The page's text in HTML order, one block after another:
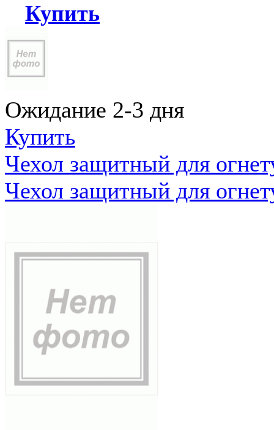
Купить
Ожидание 2-3 дня
Купить
Чехол защитный для
Чехол защитный для